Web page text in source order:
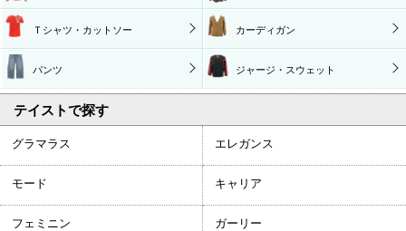
Ｔシャツ・カットソー カーディガン
パンツ ジャージ・スウェット
テイストで探す
グラマラス エレガンス
モード キャリア
フェミニン ガーリー